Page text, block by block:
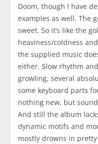
Doom, though I have
examples as well. The
sweet. So it’s like the
heaviness/coldness
the supplied music
either. Slow rhythm
growling, several
some keyboard parts
nothing new, but
And still the album
dynamic motifs and
mostly drowns in